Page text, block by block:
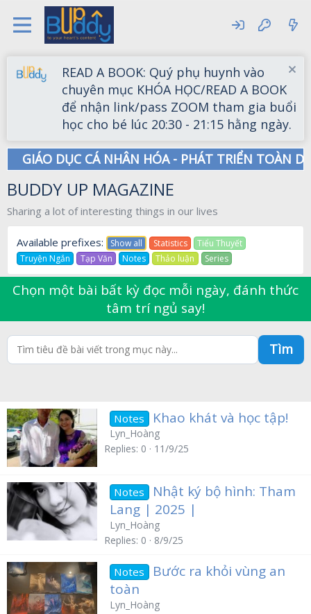
READ A BOOK: Quý phụ huynh vào
chuyên mục KHÓA HỌC/READ A BOOK
để nhận link/pass ZOOM tham gia buổi
học cho bé lúc 20:30 - 21:15 hằng ngày.
GIÁO DỤC CÁ NHÂN HÓA - PHÁT TRIỂN TOÀN
BUDDY UP MAGAZINE
Sharing a lot of interesting things in our lives
Available prefixes: Show all Statistics
Tiểu Thuyết
Truyện Ngắn
Tạp Văn Notes Thảo luận Series
Chọn một bài bất kỳ đọc mỗi ngày, đánh thức
tâm trí ngủ say!
Tìm
Notes Khao khát và học tập!
Lyn_Hoàng
Replies 0 11/9/25
Notes
Nhật ký bộ hình: Tham
Lang | 2025 |
Lyn_Hoàng
Replies 0 8/9/25
Notes
Bước ra khỏi vùng an
toàn
Lyn_Hoàng